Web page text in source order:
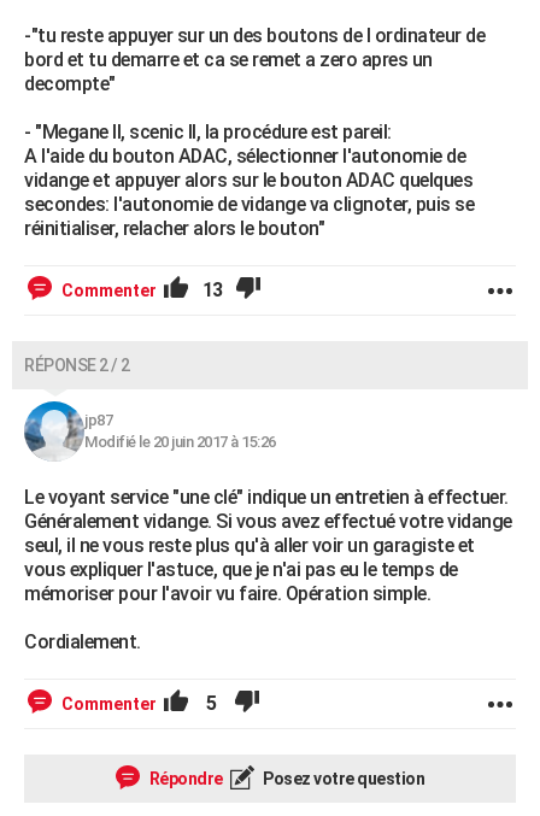
-"tu reste appuyer sur un des boutons de l ordinateur de
bord et tu demarre et ca se remet a zero apres un
decompte"
- "Megane II, scenic II, la procédure est pareil:
A l'aide du bouton ADAC, sélectionner l'autonomie de
vidange et appuyer alors sur le bouton ADAC quelques
secondes: l'autonomie de vidange va clignoter, puis se
réinitialiser, relacher alors le bouton"
Commenter 13
RÉPONSE 2 / 2
jp87
Modifié le 20 juin 2017 à 15:26
Le voyant service "une clé" indique un entretien à effectuer.
Généralement vidange. Si vous avez effectué votre vidange
seul, il ne vous reste plus qu'à aller voir un garagiste et
vous expliquer l'astuce, que je n'ai pas eu le temps de
mémoriser pour l'avoir vu faire. Opération simple.
Cordialement.
Commenter 5
Répondre Posez votre question